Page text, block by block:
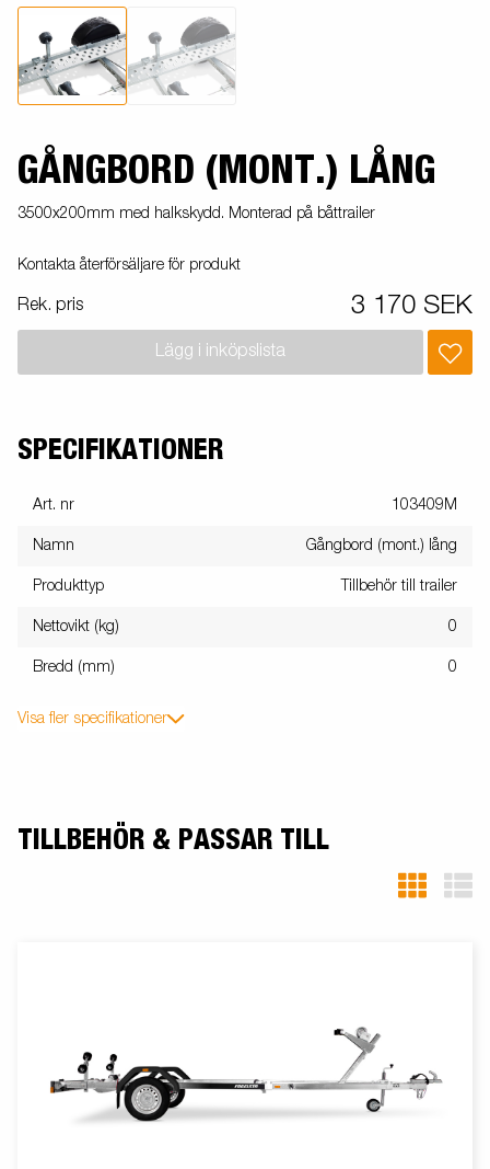
GÅNGBORD (MONT.) LÅNG
3500x200mm med halkskydd. Monterad på båttrailer
Kontakta återförsäljare för produkt
Rek. pris 3 170 SEK
Lägg i inköpslista
SPECIFIKATIONER
Art. nr 103409M
Namn Gångbord (mont.) lång
Produkttyp Tillbehör till trailer
Nettovikt (kg) 0
Bredd (mm) 0
Visa fler specifikationer
TILLBEHÖR & PASSAR TILL